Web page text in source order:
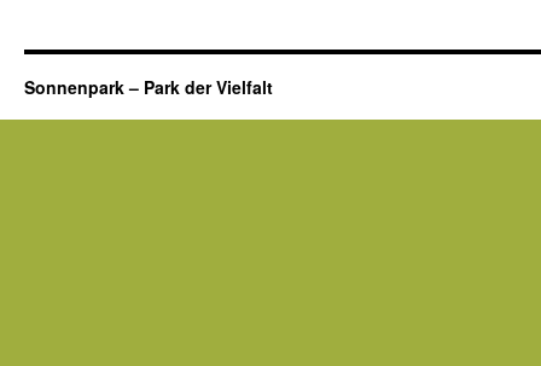
Sonnenpark – Park der Vielfalt